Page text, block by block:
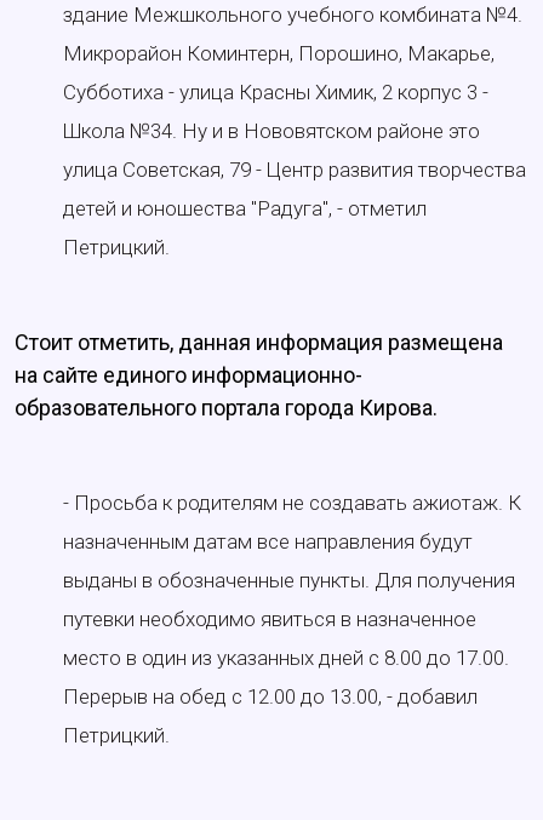
здание Межшкольного учебного комбината №4.
Микрорайон Коминтерн, Порошино, Макарье,
Субботиха - улица Красны Химик, 2 корпус 3 -
Школа №34. Ну и в Нововятском районе это
улица Советская, 79 - Центр развития творчества
детей и юношества "Радуга", - отметил
Петрицкий.
Стоит отметить, данная информация размещена
на сайте единого информационно-
образовательного портала города Кирова.
- Просьба к родителям не создавать ажиотаж. К
назначенным датам все направления будут
выданы в обозначенные пункты. Для получения
путевки необходимо явиться в назначенное
место в один из указанных дней с 8.00 до 17.00.
Перерыв на обед с 12.00 до 13.00, - добавил
Петрицкий.